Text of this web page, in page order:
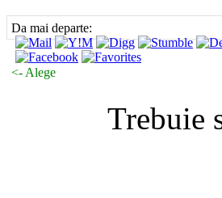
Da mai departe:
<- Alege
Trebuie